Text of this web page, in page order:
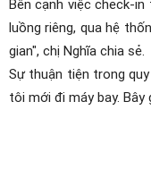
Bên cạnh việc check-
luồng riêng, qua hệ
gian", chị Nghĩa chia sẻ.
Sự thuận tiện trong
tôi mới đi máy bay.